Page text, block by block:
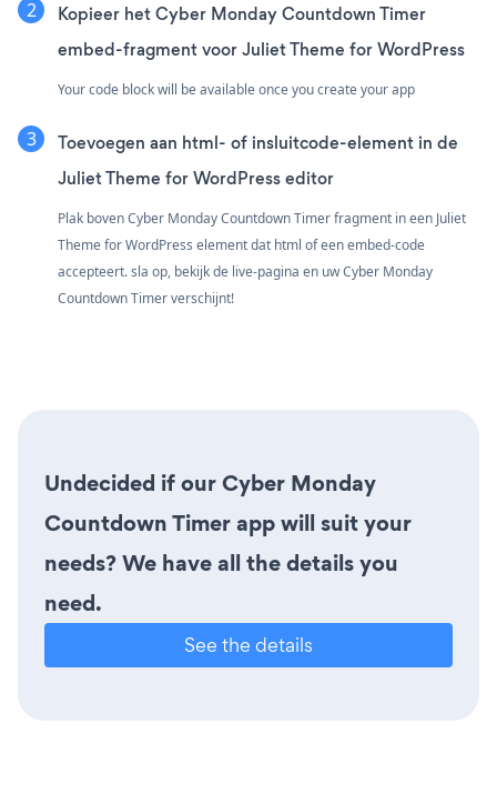
Kopieer het Cyber Monday Countdown Timer
embed-fragment voor Juliet Theme for WordPress
Your code block will be available once you create your app
Toevoegen aan html- of insluitcode-element in de
Juliet Theme for WordPress editor
Plak boven Cyber Monday Countdown Timer fragment in een Juliet
Theme for WordPress element dat html of een embed-code
accepteert. sla op, bekijk de live-pagina en uw Cyber Monday
Countdown Timer verschijnt!
Undecided if our Cyber Monday
Countdown Timer app will suit your
needs? We have all the details you
need.
See the details